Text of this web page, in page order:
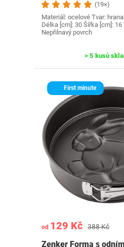
(19×)
Materiál: ocelové Tvar:
Délka [cm]: 30 Šířka [cm]:
Nepřilnavý povrch
> 5 kusů
First minute
od 129 Kč 388 Kč
Zenker Forma s